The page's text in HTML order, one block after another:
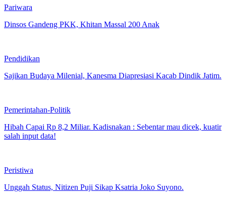
Pariwara
Dinsos Gandeng PKK, Khitan Massal 200 Anak
Pendidikan
Sajikan Budaya Milenial, Kanesma Diapresiasi Kacab Dindik Jatim.
Pemerintahan-Politik
Hibah Capai Rp 8,2 Miliar. Kadisnakan : Sebentar mau dicek, kuatir
salah input data!
Peristiwa
Unggah Status, Nitizen Puji Sikap Ksatria Joko Suyono.